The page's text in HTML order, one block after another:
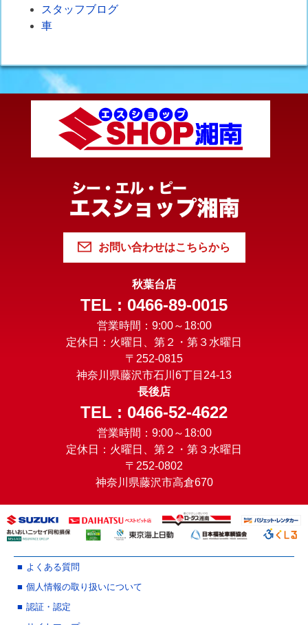
スタッフブログ
車
お問い合わせはこちらから
秋葉台店
TEL : 0466-89-0015
営業時間：9:00～18:00
定休日：火曜日、第２・第３水曜日
〒252-0815
神奈川県藤沢市石川6丁目24-13
長後店
TEL : 0466-52-4622
営業時間：9:00～18:00
定休日：火曜日、第２・第３水曜日
〒252-0802
神奈川県藤沢市高倉670
よくある質問
個人情報の取り扱いについて
認証・認定